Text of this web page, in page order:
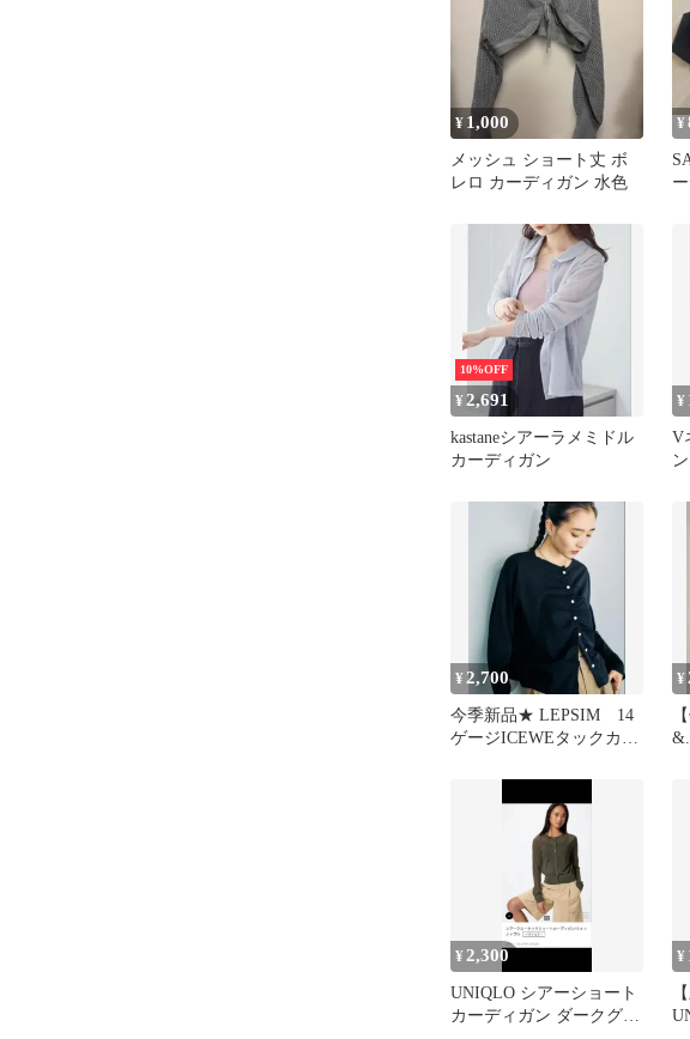
¥ 1,000
メッシュ ショート丈 ボ
レロ カーディガン 水色
¥
10%OFF
¥2,691
kastaneシアーラメミドル
カーディガン
¥
V
¥ 2,700
今季新品★ LEPSIM 14
ゲージICEWEタックカー
¥
¥ 2,300
UNIQLO シアーショート
カーディガン ダークグリ
¥